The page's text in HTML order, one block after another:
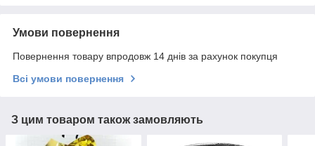
Умови повернення
Повернення товару впродовж 14 днів за рахунок покупця
Всі умови повернення
З цим товаром також замовляють